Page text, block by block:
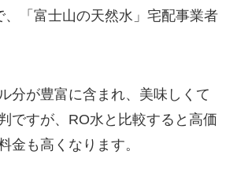
、「富士山の天然水」宅配事業者
分が豊富に含まれ、美味しくて
ですが、RO水と比較すると高価
金も高くなります。